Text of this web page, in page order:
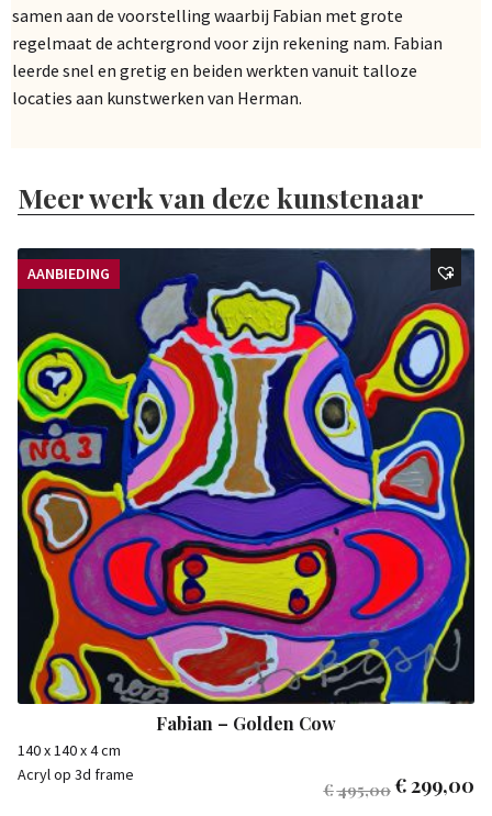
samen aan de voorstelling waarbij Fabian met grote
regelmaat de achtergrond voor zijn rekening nam. Fabian
leerde snel en gretig en beiden werkten vanuit talloze
locaties aan kunstwerken van Herman.
Meer werk van deze kunstenaar
AANBIEDING
Fabian – Golden Cow
140 x 140 x 4 cm
Acryl op 3d frame
€495,00€299,00